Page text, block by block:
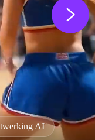
AI